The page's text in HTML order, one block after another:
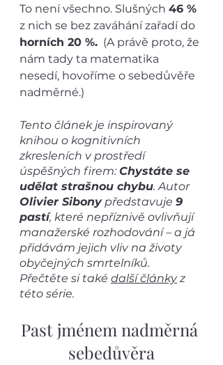
To není všechno. Slušných 46 %
z nich se bez zaváhání zařadí do
horních 20 %.
  (A právě proto, že
nám tady ta matematika
nesedí, hovoříme o sebedůvěře
nadměrné.)
Tento článek je inspirovaný
knihou o kognitivních
zkresleních v prostředí
úspěšných firem: Chystáte se
udělat strašnou chybu. Autor
Olivier Sibony představuje 9
pastí, které nepříznivě ovlivňují
manažerské rozhodování – a já
přidávám jejich vliv na životy
obyčejných smrtelníků.
Přečtěte si také další články z
této série.
Past jménem nadměrná
sebedůvěra